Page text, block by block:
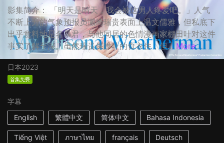
影集简介： 「明天是晴天，我会被这男人疼爱吧。」人气
不断上升的气象预报员濑崎瑞贵表面上温文儒雅，但私底下
出乎意料地是名暴君，与他同居的色情漫画家棚田叶对这件
事实了解至深。虽然瑞贵保障叶的食衣住，但... More
日本2023
首集免费
字幕
English
繁體中文 简体中文 Bahasa Indonesia
Tiếng Việt ภาษาไทย français Deutsch